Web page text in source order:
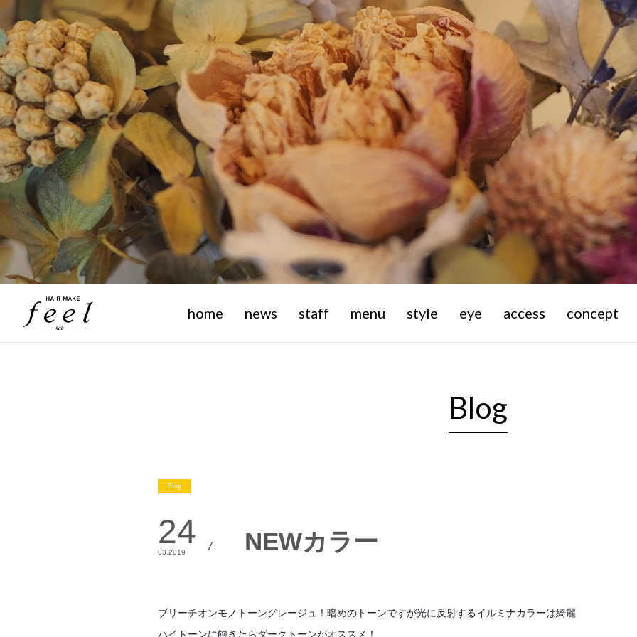
home news staff menu style eye access concept
Blog
Blog
24
3.2019 NEWカラー
ブリーチオンモノトーングレージュ！暗めのトーンですが光に反射するイルミナカラーは綺麗
ハイトーンに飽きたらダークトーンがオススメ！